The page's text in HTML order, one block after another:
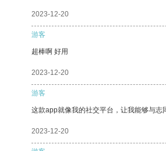
2023-12-20
游客
超棒啊 好用
2023-12-20
游客
这款app就像我的社交平台，让我能够与志
2023-12-20